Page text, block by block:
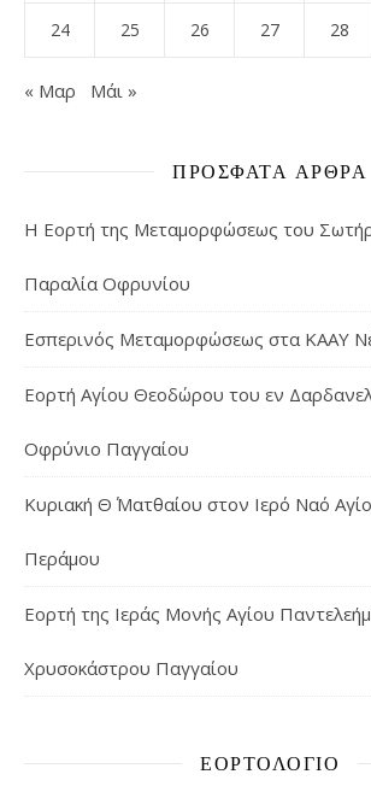
24 25 26 27 28
« Μαρ Μάι »
ΠΡΌΣΦΑΤΑ ΆΡΘΡΑ
Η Εορτή της Μεταμορφώσεως του
Παραλία Οφρυνίου
Εσπερινός Μεταμορφώσεως στα ΚΑΑΥ
Εορτή Αγίου Θεοδώρου του εν
Οφρύνιο Παγγαίου
Κυριακή Θ΄ Ματθαίου στον Ιερό Ναό
Περάμου
Εορτή της Ιεράς Μονής Αγίου
Χρυσοκάστρου Παγγαίου
ΕΟΡΤΟΛΌΓΙΟ